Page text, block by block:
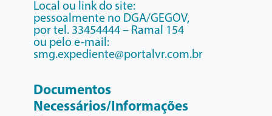
Local ou link do site:
pessoalmente no DGA/GEGOV,
por tel. 33454444 – Ramal 154
ou pelo e-mail:
smg.expediente@portalvr.com.br
Documentos
Necessários/Informações